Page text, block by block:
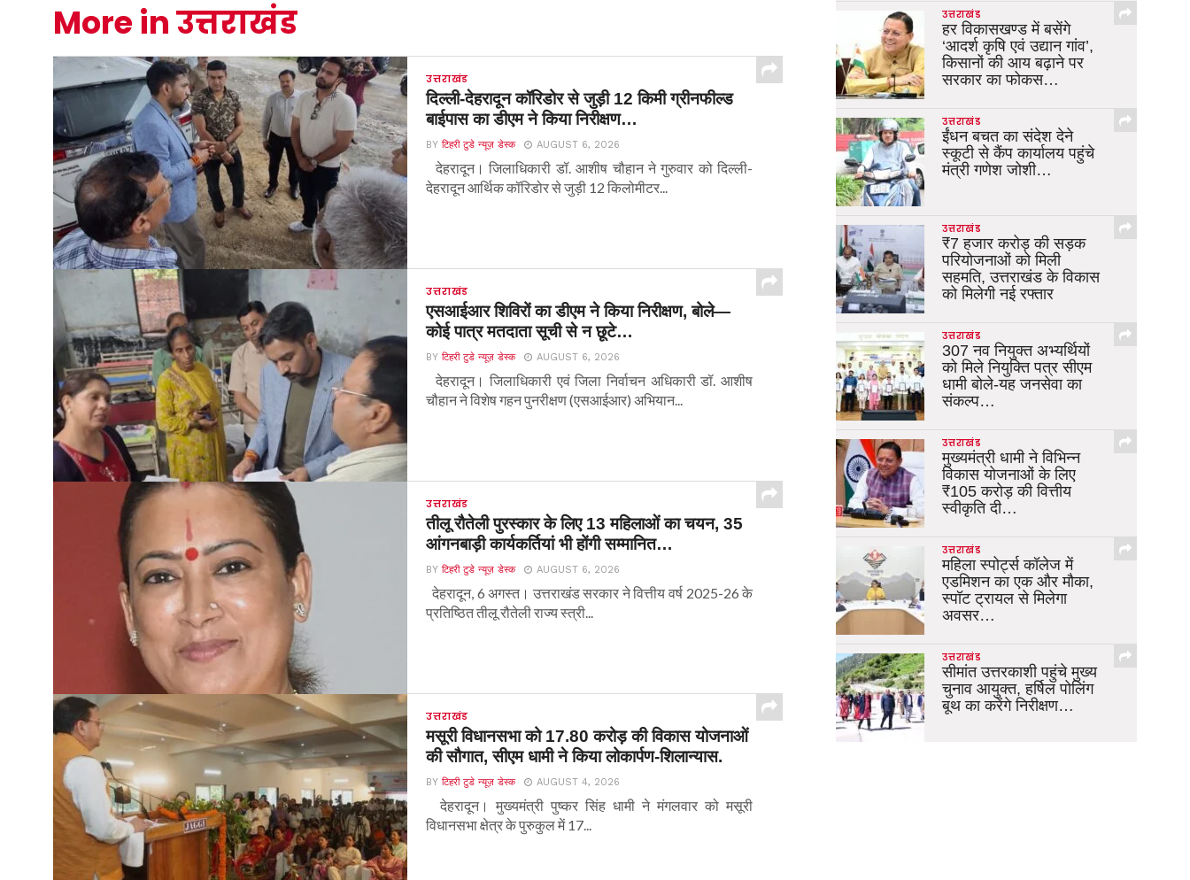
More in उत्तराखंड
उत्तराखंड
दिल्ली-देहरादून कॉरिडोर से जुड़ी 12 किमी ग्रीनफील्ड
बाईपास का डीएम ने किया निरीक्षण…
BYटिहरी टुडे न्यूज़ डेस्क AUGUST 6, 2026
देहरादून। जिलाधिकारी डॉ. आशीष चौहान ने गुरुवार को दिल्ली-
देहरादून आर्थिक कॉरिडोर से जुड़ी 12 किलोमीटर...
उत्तराखंड
एसआईआर शिविरों का डीएम ने किया निरीक्षण, बोले—
कोई पात्र मतदाता सूची से न छूटे…
BYटिहरी टुडे न्यूज़ डेस्क AUGUST 6, 2026
देहरादून। जिलाधिकारी एवं जिला निर्वाचन अधिकारी डॉ. आशीष
चौहान ने विशेष गहन पुनरीक्षण (एसआईआर) अभियान...
उत्तराखंड
तीलू रौतेली पुरस्कार के लिए 13 महिलाओं का चयन, 35
आंगनबाड़ी कार्यकर्तियां भी होंगी सम्मानित…
BYटिहरी टुडे न्यूज़ डेस्क AUGUST 6, 2026
देहरादून, 6 अगस्त। उत्तराखंड सरकार ने वित्तीय वर्ष 2025-26 के
प्रतिष्ठित तीलू रौतेली राज्य स्त्री...
उत्तराखंड
मसूरी विधानसभा को 17.80 करोड़ की विकास योजनाओं
की सौगात, सीएम धामी ने किया लोकार्पण-शिलान्यास.
BYटिहरी टुडे न्यूज़ डेस्क AUGUST 4, 2026
देहरादून। मुख्यमंत्री पुष्कर सिंह धामी ने मंगलवार को मसूरी
विधानसभा क्षेत्र के पुरुकुल में 17...
उत्तराखंड
हर विकासखण्ड में बसेंगे
‘आदर्श कृषि एवं उद्यान गांव’,
किसानों की आय बढ़ाने पर
सरकार का फोकस…
उत्तराखंड
ईंधन बचत का संदेश देने
स्कूटी से कैंप कार्यालय पहुंचे
मंत्री गणेश जोशी…
उत्तराखंड
₹7 हजार करोड़ की सड़क
परियोजनाओं को मिली
सहमति, उत्तराखंड के विकास
को मिलेगी नई रफ्तार
उत्तराखंड
307 नव नियुक्त अभ्यर्थियों
को मिले नियुक्ति पत्र सीएम
धामी बोले-यह जनसेवा का
संकल्प…
उत्तराखंड
मुख्यमंत्री धामी ने विभिन्न
विकास योजनाओं के लिए
₹105 करोड़ की वित्तीय
स्वीकृति दी…
उत्तराखंड
महिला स्पोर्ट्स कॉलेज में
एडमिशन का एक और मौका,
स्पॉट ट्रायल से मिलेगा
अवसर…
उत्तराखंड
सीमांत उत्तरकाशी पहुंचे मुख्य
चुनाव आयुक्त, हर्षिल पोलिंग
बूथ का करेंगे निरीक्षण…